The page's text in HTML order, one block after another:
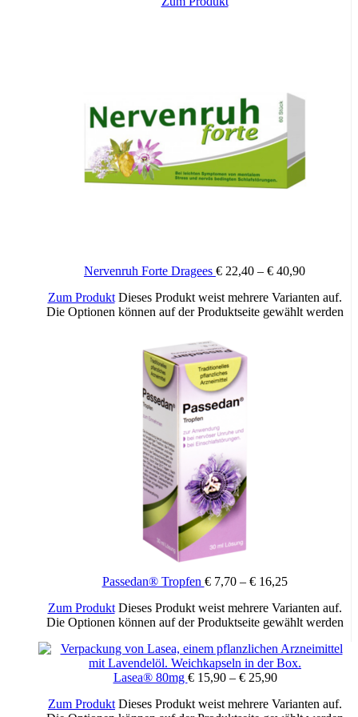
Die angegebene empfohlene Tagesdosis nicht überschreiten. Für
Nervenruh Forte Dragees € 22,40 – € 40,90
Zum Produkt Dieses Produkt weist mehrere Varianten auf.
Die Optionen können auf der Produktseite gewählt werden
Passedan® Tropfen €7,70– €16,25
Zum Produkt Dieses Produkt weist mehrere Varianten auf.
Die Optionen können auf der Produktseite gewählt werden
Lasea® 80mg €15,90– €25,90
Zum Produkt Dieses Produkt weist mehrere Varianten auf.